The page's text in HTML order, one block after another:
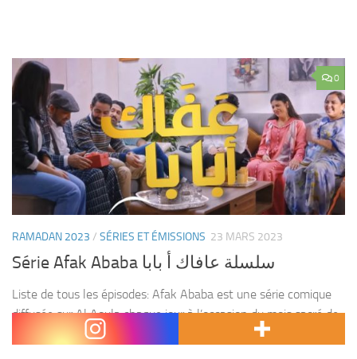
0
RAMADAN 2023 / SÉRIES ET ÉMISSIONS 23 MARS 2023
Série Afak Ababa سلسلة عافاك أ بابا
Liste de tous les épisodes: Afak Ababa est une série comique
diffusée sur Al Aoula chaque jour à l’occasion du mois sacré de
Ramadan juste avant la rupture du jeune. La série est une...